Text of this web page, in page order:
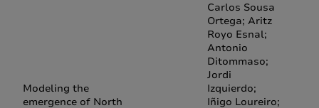
Modeling the
emergence of North
Carlos Sousa
Ortega; Aritz
Royo Esnal;
Antonio
Ditommaso;
Jordi
Izquierdo;
Iñigo Loureiro;